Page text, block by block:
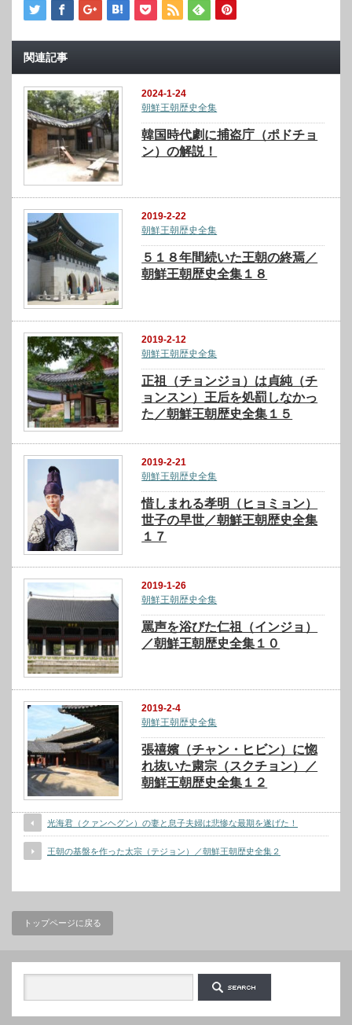
関連記事
2024-1-24
朝鮮王朝歴史全集
韓国時代劇に捕盗庁（ポドチョ
ン）の解説！
2019-2-22
朝鮮王朝歴史全集
５１８年間続いた王朝の終焉／
朝鮮王朝歴史全集１８
2019-2-12
朝鮮王朝歴史全集
正祖（チョンジョ）は貞純（チ
ョンスン）王后を処罰しなかっ
た／朝鮮王朝歴史全集１５
2019-2-21
朝鮮王朝歴史全集
惜しまれる孝明（ヒョミョン）
世子の早世／朝鮮王朝歴史全集
１７
2019-1-26
朝鮮王朝歴史全集
罵声を浴びた仁祖（インジョ）
／朝鮮王朝歴史全集１０
2019-2-4
朝鮮王朝歴史全集
張禧嬪（チャン・ヒビン）に惚
れ抜いた粛宗（スクチョン）／
朝鮮王朝歴史全集１２
光海君（クァンヘグン）の妻と息子夫婦は悲惨な最期を遂げた！
王朝の基盤を作った太宗（テジョン）／朝鮮王朝歴史全集２
トップページに戻る